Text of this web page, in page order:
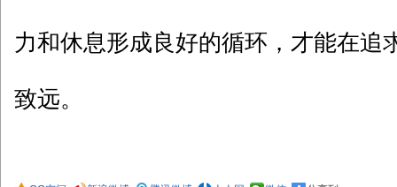
力和休息形成良好的循环，才能在追
致远。